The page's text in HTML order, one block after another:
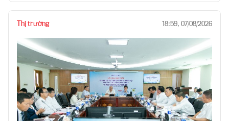
Thị trường 18:59, 07/08/2026